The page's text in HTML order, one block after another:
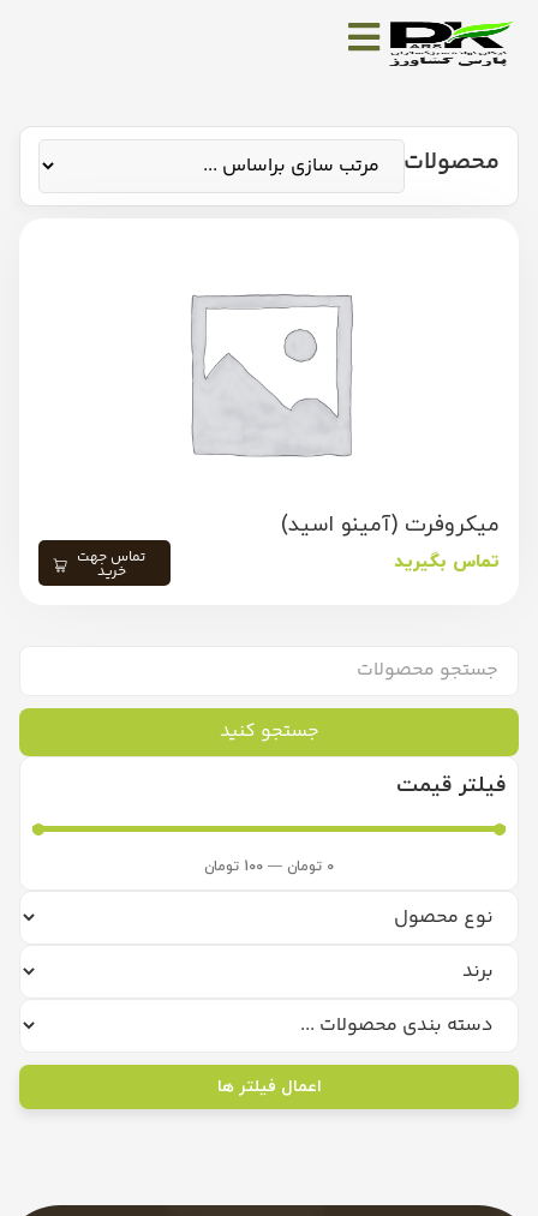
جستجو کنید
فیلتر قیمت
0 تومان —
100 تومان
اعمال فیلتر ها
محصولات
میکروفرت (آمینو اسید)
تماس بگیرید تماس جهت
خرید